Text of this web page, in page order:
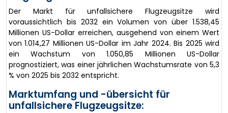
Der Markt für unfallsichere Flugzeugsitze wird
voraussichtlich bis 2032 ein Volumen von über 1.538,45
Millionen US-Dollar erreichen, ausgehend von einem Wert
von 1.014,27 Millionen US-Dollar im Jahr 2024. Bis 2025 wird
ein Wachstum von 1.050,85 Millionen US-Dollar
prognostiziert, was einer jährlichen Wachstumsrate von 5,3
% von 2025 bis 2032 entspricht.
Marktumfang und -übersicht für
unfallsichere Flugzeugsitze: